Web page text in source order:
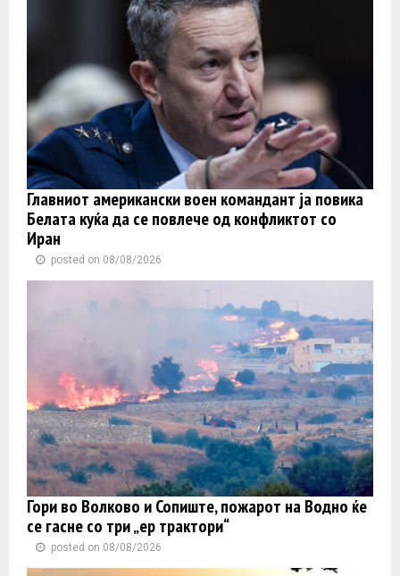
Главниот американски воен командант ја повика
Белата куќа да се повлече од конфликтот со
Иран
posted on 08/08/2026
Гори во Волково и Сопиште, пожарот на Водно ќе
се гасне со три „ер трактори“
posted on 08/08/2026